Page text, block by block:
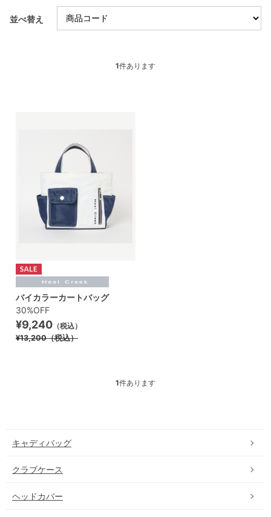
並べ替え
1件あります
バイカラーカートバッグ
30%OFF
¥9,240 （税込）
¥13,200（税込）
1件あります
キャディバッグ
クラブケース
ヘッドカバー